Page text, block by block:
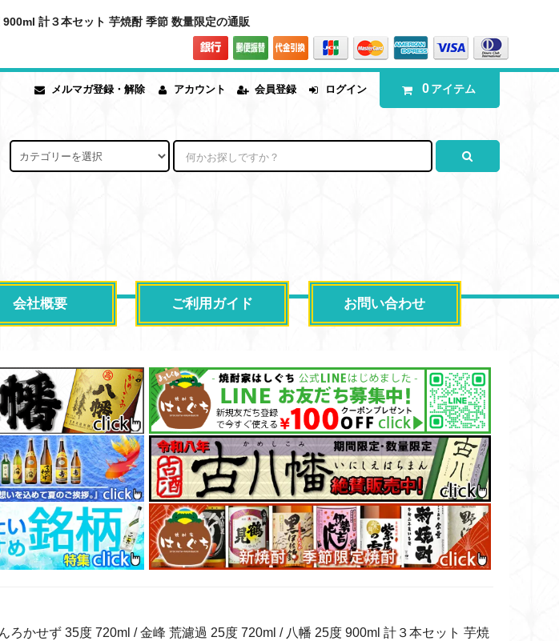
計３本セット 芋焼酎 季節 数量限定の通販
メルマガ登録・解除 アカウント 会員登録 ログイン 0 アイテム
会社概要 ご利用ガイド お問い合わせ
ろかせず 35度 720ml / 金峰 荒濾過 25度 720ml / 八幡 25度 900ml 計３本セット 芋焼